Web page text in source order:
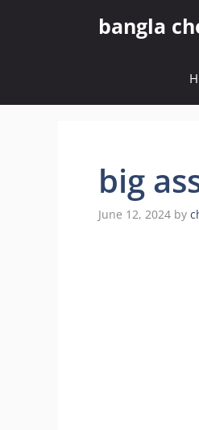
bangla
big ass
June 12, 2024 by